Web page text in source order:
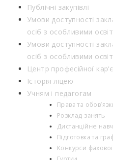
Публічні закупівлі
Умови доступності
осіб з особливими
Умови доступності
осіб з особливими
Центр професійної
Історія ліцею
Учням і педагогам
Права та
Розклад занять
Дистанційне
Підготовка та
Конкурси